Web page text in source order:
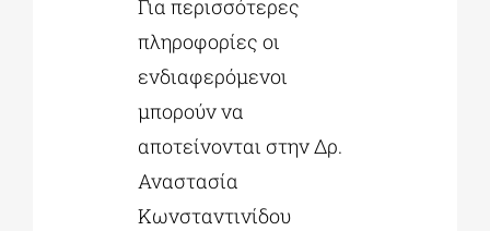
Για περισσότερες
πληροφορίες οι
ενδιαφερόμενοι
μπορούν να
αποτείνονται στην Δρ.
Αναστασία
Κωνσταντινίδου